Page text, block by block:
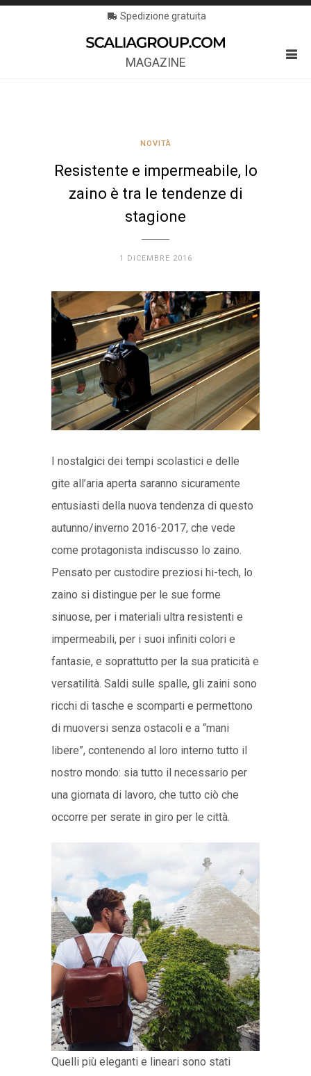
Spedizione gratuita
MAGAZINE
NOVITÀ
Resistente e impermeabile, lo
zaino è tra le tendenze di
stagione
1 DICEMBRE 2016
I nostalgici dei tempi scolastici e delle
gite all’aria aperta saranno sicuramente
entusiasti della nuova tendenza di questo
autunno/inverno 2016-2017, che vede
come protagonista indiscusso lo zaino.
Pensato per custodire preziosi hi-tech, lo
zaino si distingue per le sue forme
sinuose, per i materiali ultra resistenti e
impermeabili, per i suoi infiniti colori e
fantasie, e soprattutto per la sua praticità e
versatilità. Saldi sulle spalle, gli zaini sono
ricchi di tasche e scomparti e permettono
di muoversi senza ostacoli e a “mani
libere”, contenendo al loro interno tutto il
nostro mondo: sia tutto il necessario per
una giornata di lavoro, che tutto ciò che
occorre per serate in giro per le città.
Quelli più eleganti e lineari sono stati